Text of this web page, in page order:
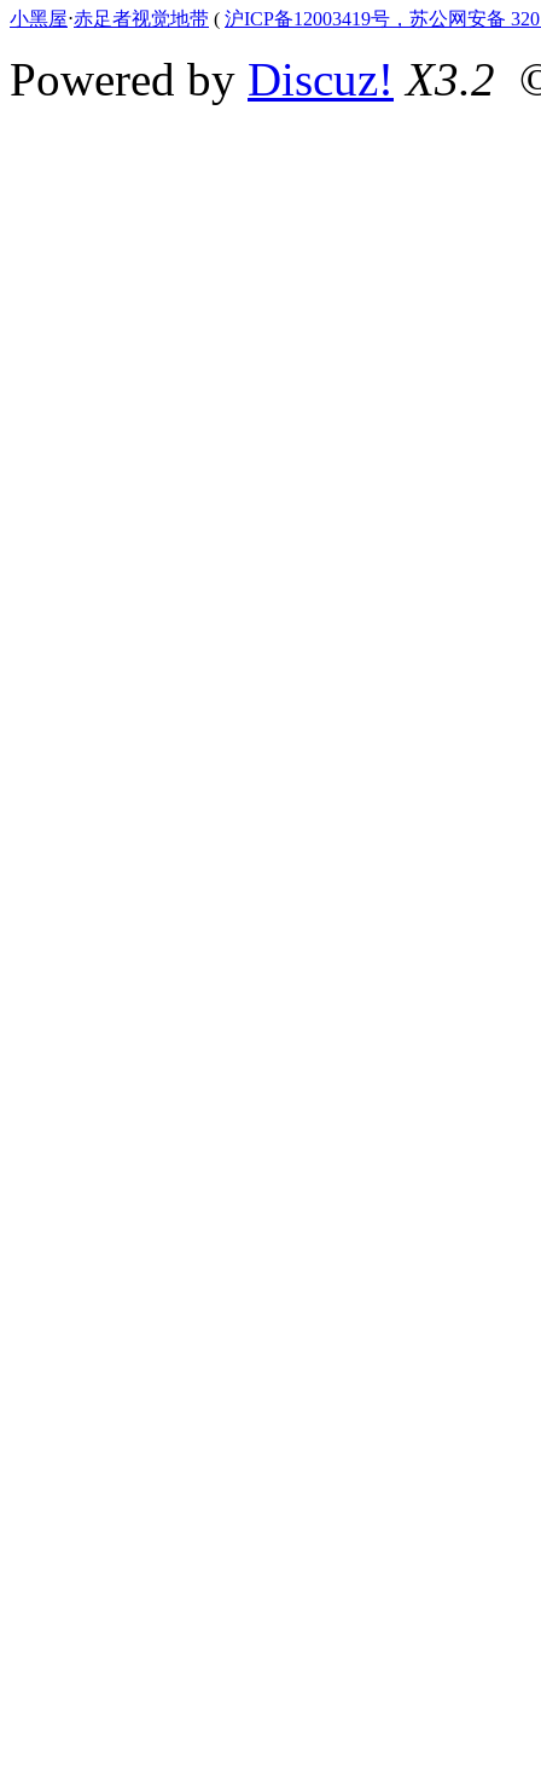
小黑屋⋅赤足者视觉地带 ( 沪ICP备12003419号，苏公网安备
Powered by Discuz! X3.2